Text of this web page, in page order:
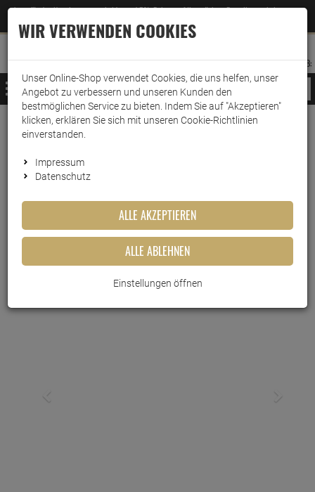
Jetzt für den Newsletter entscheiden und 5% Rabatt auf Ihre nächste Bestellung erhalten
–Zum Newsletter
ANMELDEN
AUFKLAPPEN
MERKZETTEL
WARENKORB:
MENÜ
Weiter einkaufen www.wark24.de Ballistol
Ballistol BikeCer Keramik-Kettenöl Spray 200ml
Ballistol BikeCer Keramik-
Kettenöl Spray 200ml
Artikel-Nummer:10014156
WIR VERWENDEN COOKIES
Unser Online-Shop verwendet Cookies, die uns helfen, unser
Angebot zu verbessern und unseren Kunden den
bestmöglichen Service zu bieten. Indem Sie auf "Akzeptieren"
klicken, erklären Sie sich mit unseren Cookie-Richtlinien
einverstanden.
Impressum
Datenschutz
ALLE AKZEPTIEREN
ALLE ABLEHNEN
Einstellungen öffnen